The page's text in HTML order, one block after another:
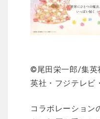
©尾田栄一郎/集英
英社・フジテレビ
コラボレーション